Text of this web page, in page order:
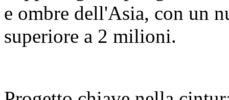
e ombre dell'Asia, con un
superiore a 2 milioni.